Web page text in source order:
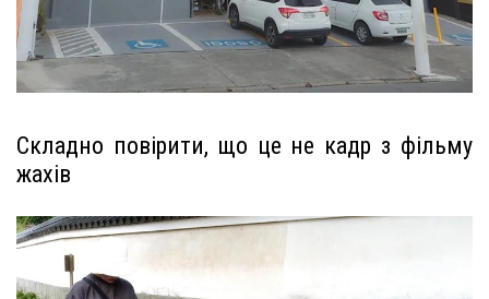
Складно повірити, що це не кадр з фільму
жахів